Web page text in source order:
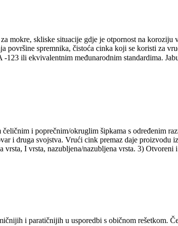
mokre, skliske situacije gdje je otpornost na
površine spremnika, čistoća cinka koji se koristi za
ili ekvivalentnim međunarodnim standardima.
i poprečnim/okruglim šipkama s određenim
i druga svojstva. Vrući cink premaz daje
I vrsta, nazubljena/nazubljena vrsta. 3) Otvoreni
i paratičnijih u usporedbi s običnom rešetkom.